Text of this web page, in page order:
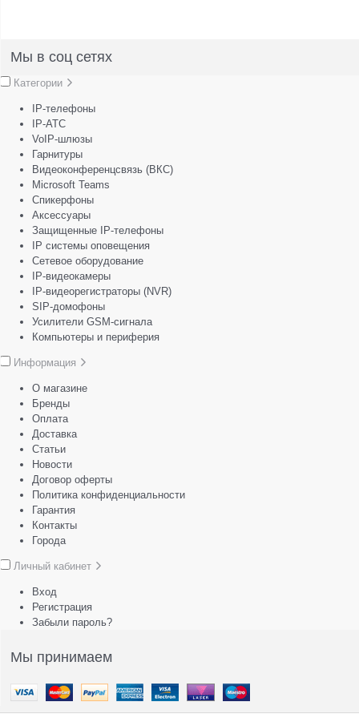
Мы в соц сетях
Категории
IP-телефоны
IP-АТС
VoIP-шлюзы
Гарнитуры
Видеоконференцсвязь (ВКС)
Microsoft Teams
Спикерфоны
Аксессуары
Защищенные IP-телефоны
IP системы оповещения
Сетевое оборудование
IP-видеокамеры
IP-видеорегистраторы (NVR)
SIP-домофоны
Усилители GSM-сигнала
Компьютеры и периферия
Информация
О магазине
Бренды
Оплата
Доставка
Статьи
Новости
Договор оферты
Политика конфиденциальности
Гарантия
Контакты
Города
Личный кабинет
Вход
Регистрация
Забыли пароль?
Мы принимаем